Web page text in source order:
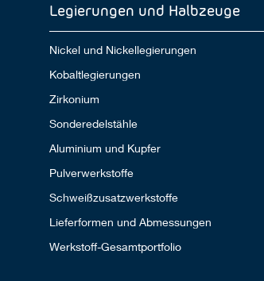
Legierungen und Halbzeuge
Nickel und Nickellegierungen
Kobaltlegierungen
Zirkonium
Sonderedelstähle
Aluminium und Kupfer
Pulverwerkstoffe
Schweißzusatzwerkstoffe
Lieferformen und Abmessungen
Werkstoff-Gesamtportfolio